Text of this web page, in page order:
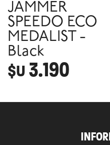
JAMMER
SPEEDO ECO
MEDALIST -
Black
$U 3.190